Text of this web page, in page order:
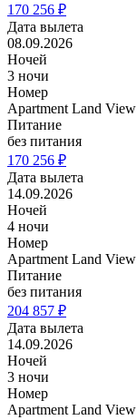
170 256 ₽
Дата вылета
08.09.2026
Ночей
3 ночи
Номер
Apartment Land View
Питание
без питания
170 256 ₽
Дата вылета
14.09.2026
Ночей
4 ночи
Номер
Apartment Land View
Питание
без питания
204 857 ₽
Дата вылета
14.09.2026
Ночей
3 ночи
Номер
Apartment Land View